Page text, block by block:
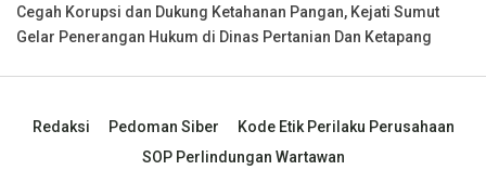
Cegah Korupsi dan Dukung Ketahanan Pangan, Kejati Sumut
Gelar Penerangan Hukum di Dinas Pertanian Dan Ketapang
Redaksi Pedoman Siber
Kode Etik Perilaku Perusahaan
SOP Perlindungan Wartawan